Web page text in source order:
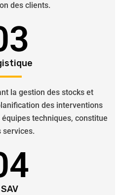
des clients.
la gestion des stocks et
des interventions
techniques, constitue
services.
SAV